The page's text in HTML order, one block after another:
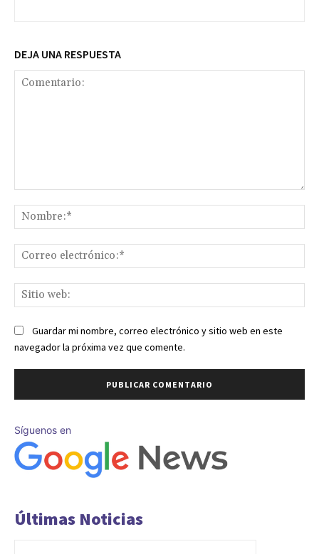
DEJA UNA RESPUESTA
Guardar mi nombre, correo electrónico y sitio web en este
navegador la próxima vez que comente.
Síguenos en
Últimas Noticias